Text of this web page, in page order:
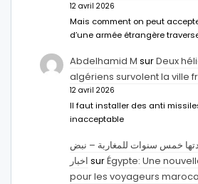
12 avril 2026
Mais comment on peut
d’une armée étrangère
Abdelhamid M surDeux
algériens survolent la ville
12 avril 2026
Il faut installer des anti
inacceptable
خمس سنوات للمغاربة – نبض
اخبار surÉgypte: Une
pour les voyageurs